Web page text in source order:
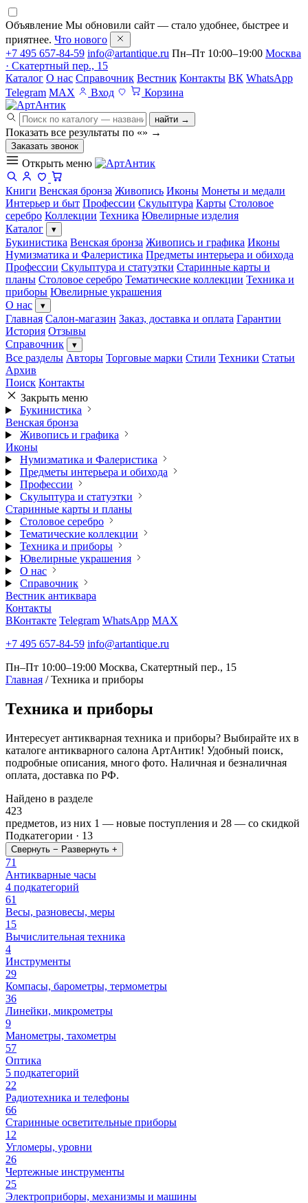
Объявление Мы обновили сайт — стало удобнее, быстрее и
приятнее. Что нового
+7 495 657-84-59 info@artantique.ru Пн–Пт 10:00–19:00 Москва
· Скатертный пер., 15
Каталог О нас Справочник Вестник Контакты ВК WhatsApp
Telegram MAX Вход Корзина
найти →
Показать все результаты по «» →
Заказать звонок
Открыть меню
Книги Венская бронза Живопись Иконы Монеты и медали
Интерьер и быт Профессии Скульптура Карты Столовое
серебро Коллекции Техника Ювелирные изделия
Каталог
▾
Букинистика Венская бронза Живопись и графика Иконы
Нумизматика и Фалеристика Предметы интерьера и обихода
Профессии Скульптура и статуэтки Старинные карты и
планы Столовое серебро Тематические коллекции Техника и
приборы Ювелирные украшения
О нас
▾
Главная Салон-магазин Заказ, доставка и оплата Гарантии
История Отзывы
Справочник
▾
Все разделы Авторы Торговые марки Стили Техники Статьи
Архив
Поиск Контакты
Закрыть меню
Букинистика
Венская бронза
Живопись и графика
Иконы
Нумизматика и Фалеристика
Предметы интерьера и обихода
Профессии
Скульптура и статуэтки
Старинные карты и планы
Столовое серебро
Тематические коллекции
Техника и приборы
Ювелирные украшения
О нас
Справочник
Вестник антиквара
Контакты
ВКонтакте Telegram WhatsApp MAX
+7 495 657-84-59 info@artantique.ru
Пн–Пт 10:00–19:00 Москва, Скатертный пер., 15
Главная / Техника и приборы
Техника и приборы
Интересует антикварная техника и приборы? Выбирайте их в
каталоге антикварного салона АртАнтик! Удобный поиск,
подробные описания, много фото. Наличная и безналичная
оплата, доставка по РФ.
Найдено в разделе
423
предметов, из них 1 — новые поступления и 28 — со скидкой
Подкатегории · 13
Свернуть − Развернуть +
71
Антикварные часы
4 подкатегорий
61
Весы, разновесы, меры
15
Вычислительная техника
4
Инструменты
29
Компасы, барометры, термометры
36
Линейки, микрометры
9
Манометры, тахометры
57
Оптика
5 подкатегорий
22
Радиотехника и телефоны
66
Старинные осветительные приборы
12
Угломеры, уровни
26
Чертежные инструменты
25
Электроприборы, механизмы и машины